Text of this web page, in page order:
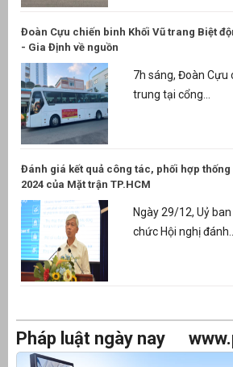
Đoàn Cựu chiến binh Khối Vũ trang Biệt
- Gia Định về nguồn
7h sáng, Đoàn Cựu
trung tại cổng...
Đánh giá kết quả công tác, phối hợp thống
2024 của Mặt trận TP.HCM
Ngày 29/12, Uỷ
chức Hội nghị đánh...
Pháp luật ngày nay